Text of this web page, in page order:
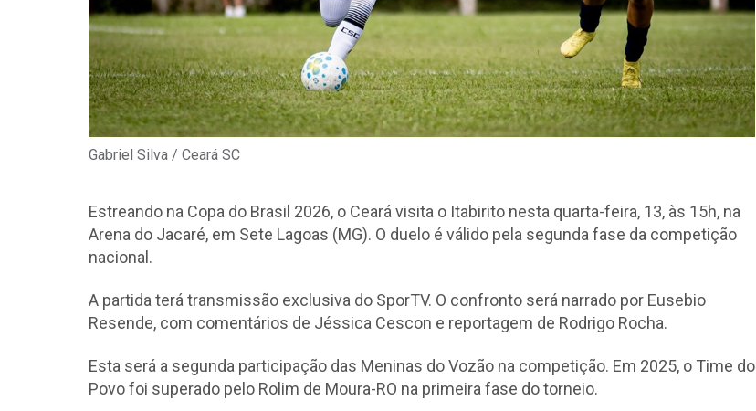
Gabriel Silva / Ceará SC
Estreando na Copa do Brasil 2026, o Ceará visita o Itabirito nesta quarta-feira, 13, às 15h, na
Arena do Jacaré, em Sete Lagoas (MG). O duelo é válido pela segunda fase da competição
nacional.
A partida terá transmissão exclusiva do SporTV. O confronto será narrado por Eusebio
Resende, com comentários de Jéssica Cescon e reportagem de Rodrigo Rocha.
Esta será a segunda participação das Meninas do Vozão na competição. Em 2025, o Time do
Povo foi superado pelo Rolim de Moura-RO na primeira fase do torneio.